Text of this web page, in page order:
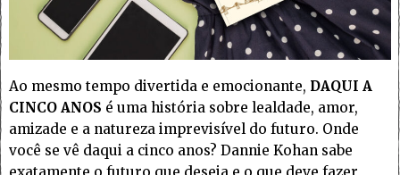
Ao mesmo tempo divertida e emocionante, DAQUI A
CINCO ANOS é uma história sobre lealdade, amor,
amizade e a natureza imprevisível do futuro. Onde
você se vê daqui a cinco anos? Dannie Kohan sabe